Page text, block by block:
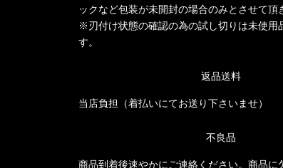
ックなど包装が未開封の場合のみとさせて頂
※刃付け状態の確認の為の試し切りは未使用
す。
返品送料
当店負担（着払いにてお送り下さいませ）
不良品
商品到着後速やかにご連絡ください。商品に